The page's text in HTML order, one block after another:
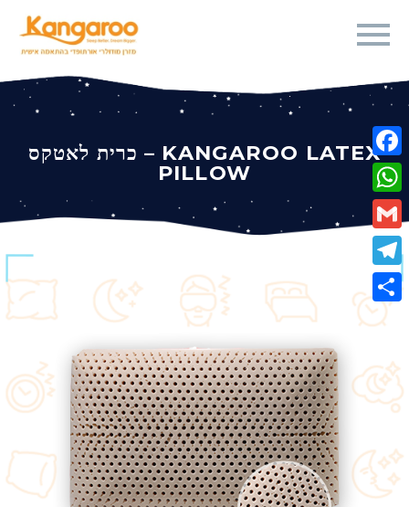
כרית לאטקס – KANGAROO LATEX
PILLOW